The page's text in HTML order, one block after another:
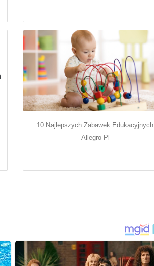
10 Najlepszych Zabawek Edukacyjnych
Allegro Pl